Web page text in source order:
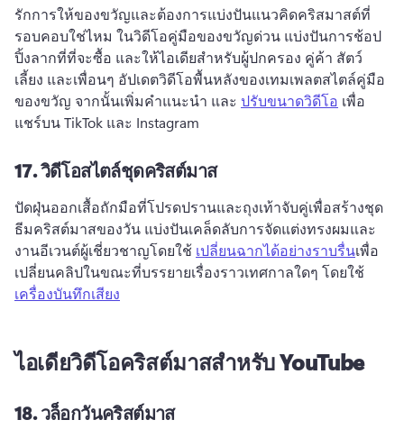
รักการให้ของขวัญและต้องการแบ่งปันแนวคิดคริสมาสต์ที่
รอบคอบใช่ไหม ในวิดีโอคู่มือของขวัญด่วน แบ่งปันการช้อป
ปิ้งลากที่ที่จะซื้อ และให้ไอเดียสําหรับผู้ปกครอง คู่ค้า สัตว์
เลี้ยง และเพื่อนๆ อัปเดตวิดีโอพื้นหลังของเทมเพลตสไตล์คู่มือ
ของขวัญ จากนั้นเพิ่มคําแนะนํา และ ปรับขนาดวิดีโอ เพื่อ
แชร์บน TikTok และ Instagram
17.วิดีโอสไตล์ชุดคริสต์มาส
ปัดฝุ่นออกเสื้อถักมือที่โปรดปรานและถุงเท้าจับคู่เพื่อสร้างชุด
ธีมคริสต์มาสของวัน แบ่งปันเคล็ดลับการจัดแต่งทรงผมและ
งานอีเวนต์ผู้เชี่ยวชาญโดยใช้ เปลี่ยนฉากได้อย่างราบรื่นเพื่อ
เปลี่ยนคลิปในขณะที่บรรยายเรื่องราวเทศกาลใดๆ โดยใช้
เครื่องบันทึกเสียง
ไอเดียวิดีโอคริสต์มาสสำหรับ YouTube
18.วล็อกวันคริสต์มาส